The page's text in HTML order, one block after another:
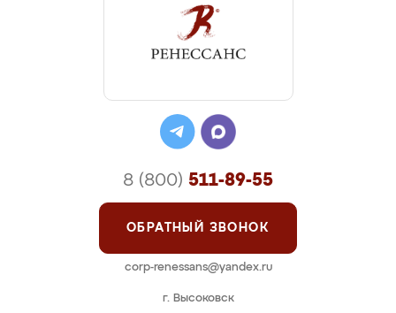
г. Высоковск
8 (800) 511-89-55
ОБРАТНЫЙ ЗВОНОК
corp-renessans@yandex.ru